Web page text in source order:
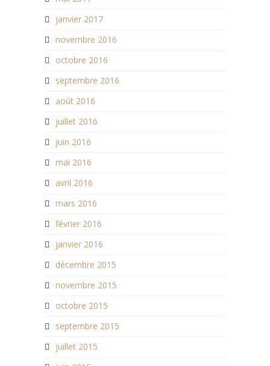
janvier 2017
novembre 2016
octobre 2016
septembre 2016
août 2016
juillet 2016
juin 2016
mai 2016
avril 2016
mars 2016
février 2016
janvier 2016
décembre 2015
novembre 2015
octobre 2015
septembre 2015
juillet 2015